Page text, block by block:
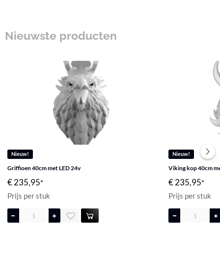
Nieuwste producten
Nieuw!
Griffioen 40cm met LED 24v
€ 235,95*
Prijs per stuk
Nieuw!
Viking kop 40cm
€ 235,95*
Prijs per stuk